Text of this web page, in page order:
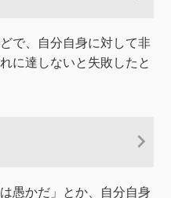
で、自分自身に対して非
に達しないと失敗したと
愚かだ」とか、自分自身